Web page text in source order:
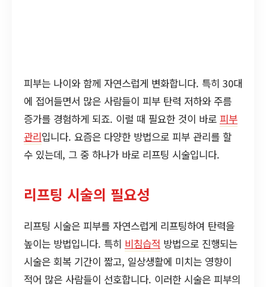
피부는 나이와 함께 자연스럽게 변화합니다. 특히 30대
에 접어들면서 많은 사람들이 피부 탄력 저하와 주름
증가를 경험하게 되죠. 이럴 때 필요한 것이 바로 피부
관리입니다. 요즘은 다양한 방법으로 피부 관리를 할
수 있는데, 그 중 하나가 바로 리프팅 시술입니다.
리프팅 시술의 필요성
리프팅 시술은 피부를 자연스럽게 리프팅하여 탄력을
높이는 방법입니다. 특히 비침습적 방법으로 진행되는
시술은 회복 기간이 짧고, 일상생활에 미치는 영향이
적어 많은 사람들이 선호합니다. 이러한 시술은 피부의